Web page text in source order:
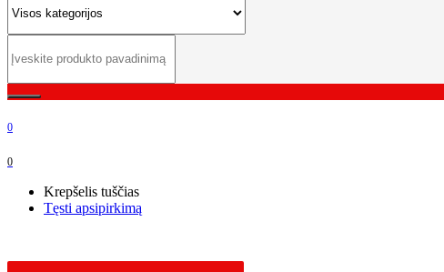
0
0
Krepšelis tuščias
Tęsti apsipirkimą